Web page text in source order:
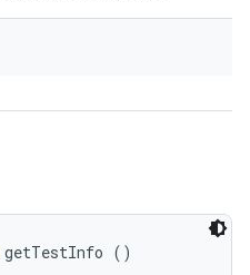
getTestInfo ()